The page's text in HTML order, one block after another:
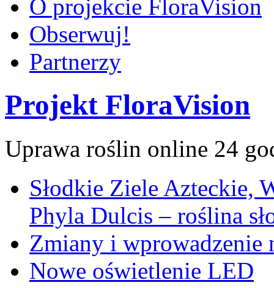
O projekcie FloraVision
Obserwuj!
Partnerzy
Projekt FloraVision
Uprawa roślin online 24
Słodkie Ziele Azteckie,
Phyla Dulcis – roślina
Zmiany i
Nowe oświetlenie LED